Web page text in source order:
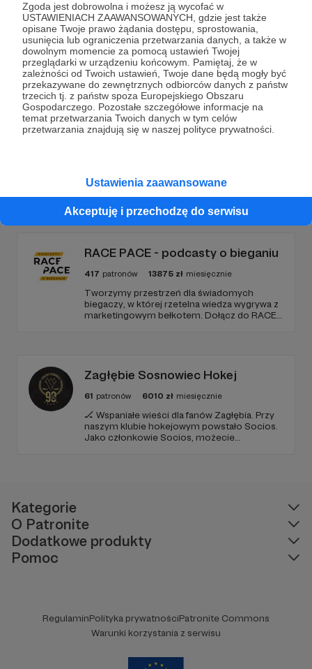
Zgoda jest dobrowolna i możesz ją wycofać w
USTAWIENIACH ZAAWANSOWANYCH, gdzie jest także
opisane Twoje prawo żądania dostępu, sprostowania,
usunięcia lub ograniczenia przetwarzania danych, a także w
dowolnym momencie za pomocą ustawień Twojej
przeglądarki w urządzeniu końcowym. Pamiętaj, że w
zależności od Twoich ustawień, Twoje dane będą mogły być
przekazywane do zewnętrznych odbiorców danych z państw
trzecich tj. z państw spoza Europejskiego Obszaru
Gospodarczego. Pozostałe szczegółowe informacje na
temat przetwarzania Twoich danych w tym celów
przetwarzania znajdują się w naszej polityce prywatności.
Ustawienia zaawansowane
Akceptuję i przechodzę do serwisu
Dołącz do grona Patronów!
Wesprzyj działalność AutoraRotuz Bronów już teraz!
Zostań Patronem
Promowani autorzy
RACE PACE - podcasty o bieganiu
417 patronów 13875 zł miesięcznie
Tworzymy przestrzeń dla świadomych
biegaczy, w której rzetelna wiedza wygrywa z
marketingowym bełkotem. Dołącz do RACE
Zagłębie Sosnowiec Hokej
61 patronów 6010 zł miesięcznie
🏒 Wspaniałe wieści dla fanów Zagłębia. Przy
naszym klubie hokejowym powstało Socios.
Jako członkowie Socios, możecie
Kategorie
O Patronite
Dodatkowe produkty
Pomoc
RegulaminPolityka prywatnościPatronite Commons
Warunki korzystania z serwisu